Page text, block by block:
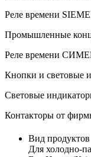
Реле времени
Промышленные
Реле времени
Кнопки и световые
Световые
Контакторы от
Вид продуктов
Для холодно-